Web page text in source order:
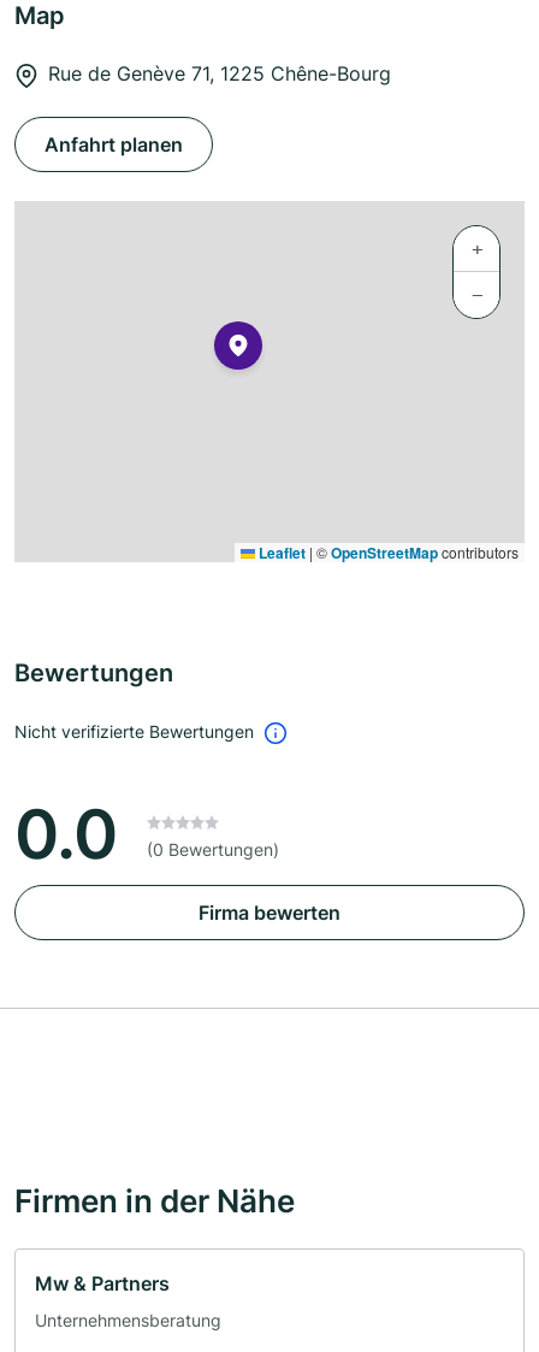
Map
Rue de Genève 71, 1225 Chêne-Bourg
Anfahrt planen
+
−
Leaflet | ©OpenStreetMapcontributors
Bewertungen
Nicht verifizierte Bewertungen
0.0 (0 Bewertungen)
Firma bewerten
Firmen in der Nähe
Mw & Partners
Unternehmensberatung